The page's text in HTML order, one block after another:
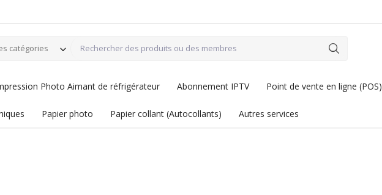
catégories
Photo Aimant de réfrigérateur Abonnement IPTV Point de vente en ligne (POS)
Papier photo Papier collant (Autocollants) Autres services